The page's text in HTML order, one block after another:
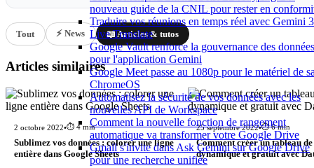
nouveau guide de la CNIL pour rester en
Traduire vos réunions en temps réel avec Gemini
Live Translate
Google Vault renforce la gouvernance des données
pour l'application Gemini
Google Meet passe au 1080p pour le matériel de
ChromeOS
Automatisez la sécurité de vos données avec les
nouvelles API de Workspace
Comment la nouvelle fonction de rangement
automatique va transformer votre Google Drive
Gmail s'invite dans Ask Gemini sur Google Drive
pour une recherche unifiée
Tout ⚡ News 📖 Articles & tutos
Articles similaires
2 octobre 2022•⏱️ 4 min
Sublimez vos données : colorer une ligne
entière dans Google Sheets
25 septembre 2022•⏱️ 6 min
Comment créer un tableau
dynamique et gratuit avec